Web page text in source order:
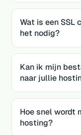
Wat is een SSL
het nodig?
Kan ik mijn
naar jullie
Hoe snel wordt
hosting?